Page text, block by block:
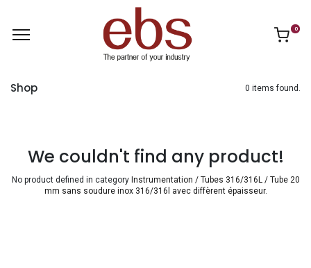
0
Shop 0 items found.
We couldn't find any product!
No product defined in category ​​​Instrumentation / Tubes 316/316L / Tube 20
mm sans soudure inox 316/316l avec diffèrent épaisseur.